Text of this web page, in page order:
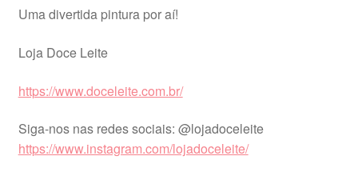
Uma divertida pintura por aí!
Loja Doce Leite
https://www.doceleite.com.br/
Siga-nos nas redes sociais: @lojadoceleite
https://www.instagram.com/lojadoceleite/